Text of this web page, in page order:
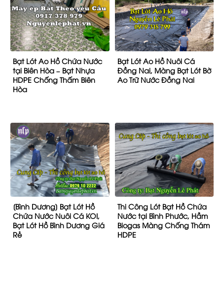
Bạt Lót Ao Hồ Chứa Nước
tại Biên Hòa – Bạt Nhựa
HDPE Chống Thấm Biên
Hòa
Bạt Lót Ao Hồ Nuôi Cá
Đồng Nai, Màng Bạt Lót Bờ
Ao Trữ Nước Đồng Nai
[Bình Dương] Bạt Lót Hồ
Chứa Nước Nuôi Cá KOI,
Bạt Lót Hồ Bình Dương Giá
Rẻ
Thi Công Lót Bạt Hồ Chứa
Nước tại Bình Phước, Hầm
Biogas Màng Chống Thám
HDPE